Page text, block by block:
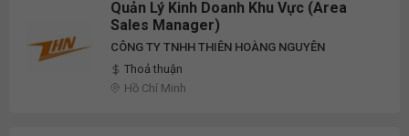
Quản Lý Kinh Doanh Khu Vực (Area
Sales Manager)
CÔNG TY TNHH THIÊN HOÀNG NGUYÊN
Thoả thuận
Hồ Chí Minh